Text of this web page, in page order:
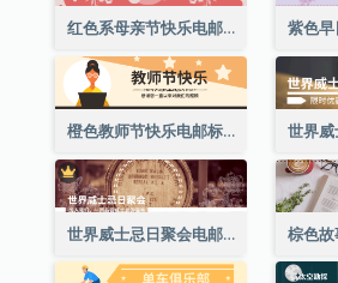
红色系母亲节快乐电邮标题
橙色教师节快乐电邮标题(附插图)
世界威士忌日聚会电邮标题